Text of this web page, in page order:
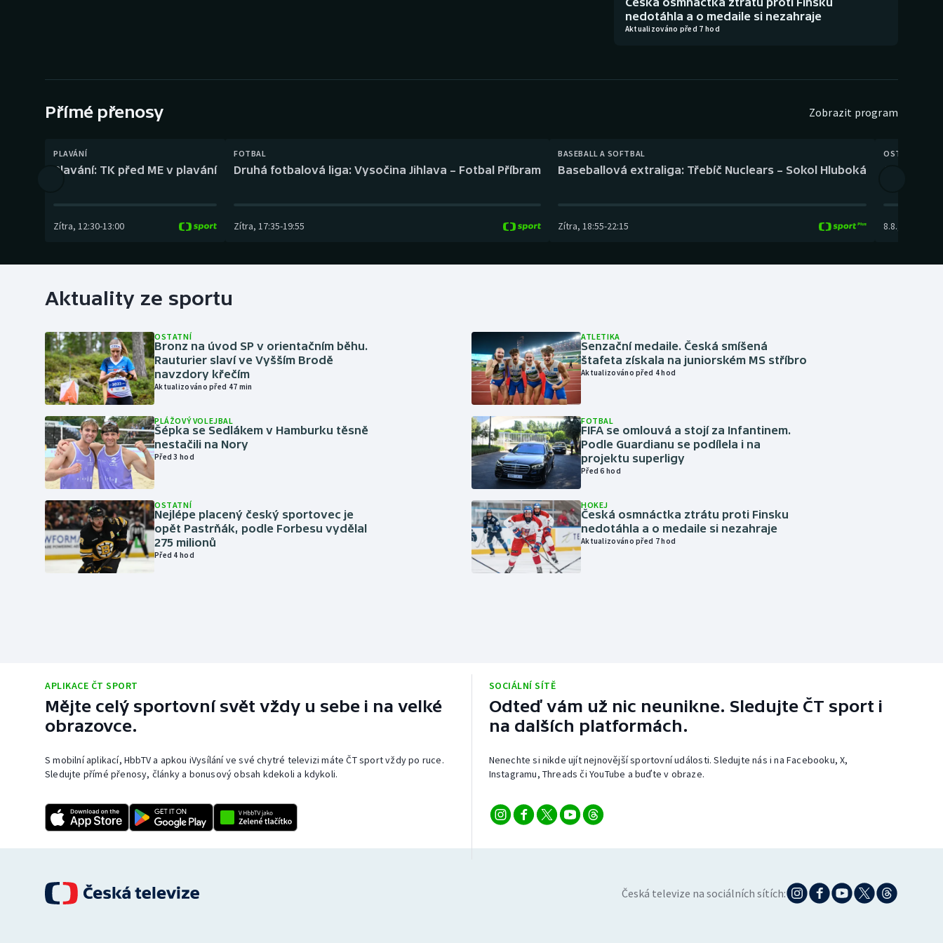
Gymnastika Plážový volejbal
nedotáhla a o medaile si nezahraje
Aktualizováno před 7 hod
Přímé přenosy Zobrazit program
PLAVÁNÍ
Plavání: TK před ME v plavání
Zítra, 12:30-13:00
FOTBAL
Druhá fotbalová liga: Vysočina Jihlava – Fotbal Příbram
Zítra, 17:35-19:55
BASEBALL A SOFTBAL
Baseballová extraliga: Třebíč Nuclears – Sokol Hluboká
Zítra, 18:55-22:15
OSTATNÍ
8.8.
Aktuality ze sportu
OSTATNÍ
Bronz na úvod SP v orientačním běhu.
Rauturier slaví ve Vyšším Brodě
navzdory křečím
Aktualizováno před 47 min
PLÁŽOVÝ VOLEJBAL
Šépka se Sedlákem v Hamburku těsně
nestačili na Nory
Před 3 hod
OSTATNÍ
Nejlépe placený český sportovec je
opět Pastrňák, podle Forbesu vydělal
275 milionů
Před 4 hod
ATLETIKA
Senzační medaile. Česká smíšená
štafeta získala na juniorském MS stříbro
Aktualizováno před 4 hod
FOTBAL
FIFA se omlouvá a stojí za Infantinem.
Podle Guardianu se podílela i na
projektu superligy
Před 6 hod
HOKEJ
Česká osmnáctka ztrátu proti Finsku
nedotáhla a o medaile si nezahraje
Aktualizováno před 7 hod
APLIKACE ČT SPORT
Mějte celý sportovní svět vždy u sebe i na velké
obrazovce.
S mobilní aplikací, HbbTV a apkou iVysílání ve své chytré televizi máte ČT sport vždy po ruce.
Sledujte přímé přenosy, články a bonusový obsah kdekoli a kdykoli.
SOCIÁLNÍ SÍTĚ
Odteď vám už nic neunikne. Sledujte ČT sport i
na dalších platformách.
Nenechte si nikde ujít nejnovější sportovní události. Sledujte nás i na Facebooku, X,
Instagramu, Threads či YouTube a buďte v obraze.
Česká televize na sociálních sítích: